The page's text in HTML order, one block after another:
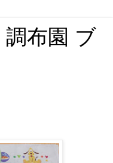
布園 ブ